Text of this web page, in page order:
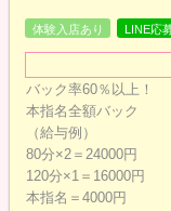
体験入店あり LINE応
バック率60％以上！
本指名全額バック
（給与例）
80分×2＝24000円
120分×1＝16000円
本指名＝4000円